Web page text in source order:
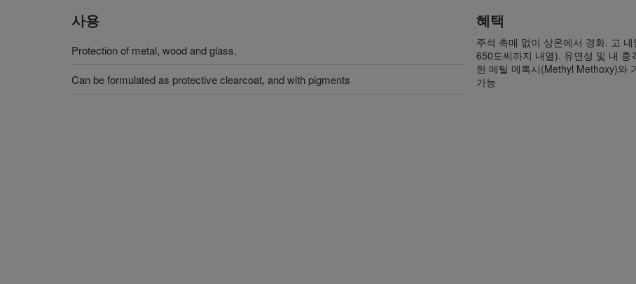
사용
Protection of metal, wood and glass.
Can be formulated as protective clearcoat, and with pigments
혜택
주석 촉매 없이 상온에서 경화. 고
650도씨까지 내열). 유연성 및 내
한 메틸 메톡시(Methyl Methoxy)와
가능